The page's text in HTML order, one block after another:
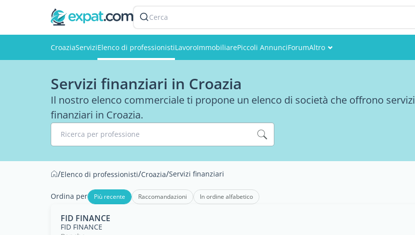
Cerca
CroaziaServiziElenco di professionistiLavoroImmobiliarePiccoli AnnunciForumAltro
Servizi finanziari in Croazia
Il nostro elenco commerciale ti propone un elenco di società che offrono servizi
finanziari in Croazia.
Ricerca per professione
/Elenco di professionisti/Croazia/Servizi finanziari
Ordina per Più recente Raccomandazioni In ordine alfabetico
FID FINANCE
FID FINANCE